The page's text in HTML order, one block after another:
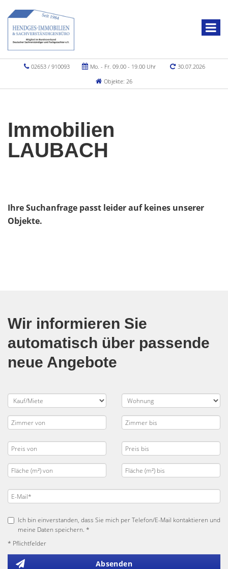
02653 / 910093 Mo. - Fr. 09.00 - 19.00 Uhr
30.07.2026
Objekte: 26
Immobilien
LAUBACH
Ihre Suchanfrage passt leider auf keines unserer
Objekte.
Wir informieren Sie
automatisch über passende
neue Angebote
Ich bin einverstanden, dass Sie mich per Telefon/E-Mail kontaktieren und
meine Daten speichern. *
* Pflichtfelder
Absenden